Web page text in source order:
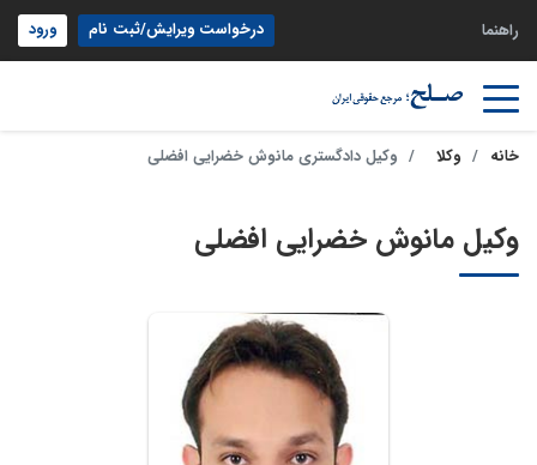
راهنما درخواست ویرایش/ثبت نام ورود
خانه وکلا وکیل دادگستری مانوش خضرایی افضلی
وکیل مانوش خضرایی افضلی